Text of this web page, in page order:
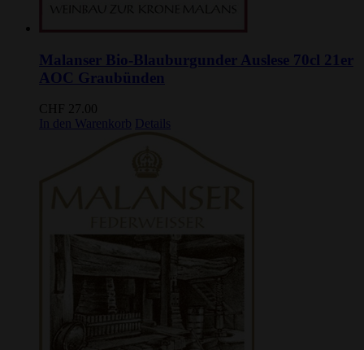
Malanser Bio-Blauburgunder Auslese 70cl 21er
AOC Graubünden
CHF
27.00
In den Warenkorb Details